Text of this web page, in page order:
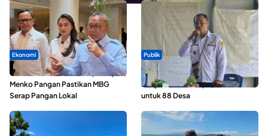
Ekonomi
SPPG di Maluku Utara Dipercepat,
Menko Pangan Pastikan MBG
Serap Pangan Lokal
Publik
ABDESI Morotai Apresiasi
Penyaluran ADD Rp3,13 Miliar
untuk 88 Desa